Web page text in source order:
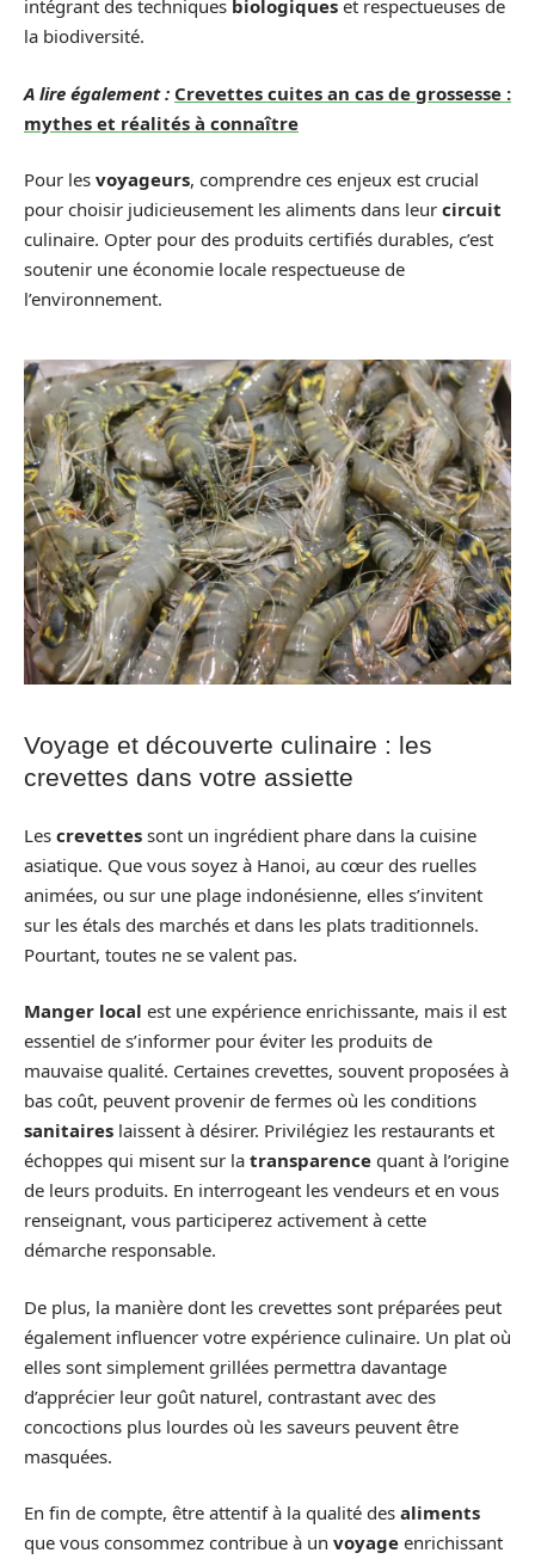
intégrant des techniques biologiques et respectueuses de
la biodiversité.
A lire également : Crevettes cuites an cas de grossesse :
mythes et réalités à connaître
Pour les voyageurs, comprendre ces enjeux est crucial
pour choisir judicieusement les aliments dans leur circuit
culinaire. Opter pour des produits certifiés durables, c’est
soutenir une économie locale respectueuse de
l’environnement.
Voyage et découverte culinaire : les
crevettes dans votre assiette
Les crevettes sont un ingrédient phare dans la cuisine
asiatique. Que vous soyez à Hanoi, au cœur des ruelles
animées, ou sur une plage indonésienne, elles s’invitent
sur les étals des marchés et dans les plats traditionnels.
Pourtant, toutes ne se valent pas.
Manger local est une expérience enrichissante, mais il est
essentiel de s’informer pour éviter les produits de
mauvaise qualité. Certaines crevettes, souvent proposées à
bas coût, peuvent provenir de fermes où les conditions
sanitaires laissent à désirer. Privilégiez les restaurants et
échoppes qui misent sur la transparence quant à l’origine
de leurs produits. En interrogeant les vendeurs et en vous
renseignant, vous participerez activement à cette
démarche responsable.
De plus, la manière dont les crevettes sont préparées peut
également influencer votre expérience culinaire. Un plat où
elles sont simplement grillées permettra davantage
d’apprécier leur goût naturel, contrastant avec des
concoctions plus lourdes où les saveurs peuvent être
masquées.
En fin de compte, être attentif à la qualité des aliments
que vous consommez contribue à un voyage enrichissant